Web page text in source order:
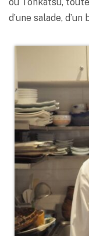
d’une salade,